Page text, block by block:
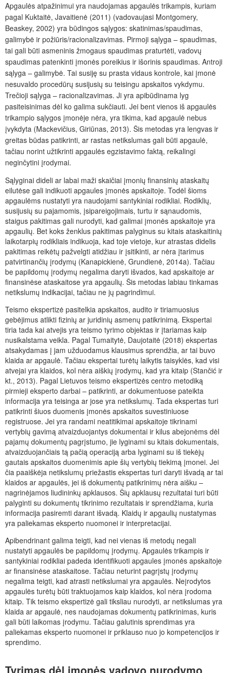
Apgaulės atpažinimui yra naudojamas apgaulės trikampis, kuriam
pagal Kuktaitė, Javaitienė (2011) (vadovaujasi Montgomery,
Beaskey, 2002) yra būdingos sąlygos: skatinimas/spaudimas,
galimybė ir požiūris/racionalizavimas. Pirmoji sąlyga – spaudimas,
tai gali būti asmeninis žmogaus spaudimas praturtėti, vadovų
spaudimas patenkinti įmonės poreikius ir išorinis spaudimas. Antroji
sąlyga – galimybė. Tai susiję su prasta vidaus kontrole, kai įmonė
nesuvaldo procedūrų susijusių su teisingu apskaitos vykdymu.
Trečioji sąlyga – racionalizavimas. Ji yra apibūdinama lyg
pasiteisinimas dėl ko galima sukčiauti. Jei bent vienos iš apgaulės
trikampio sąlygos įmonėje nėra, yra tikima, kad apgaulė nebus
įvykdyta (Mackevičius, Giriūnas, 2013). Šis metodas yra lengvas ir
greitas būdas patikrinti, ar rastas netikslumas gali būti apgaulė,
tačiau norint užtikrinti apgaulės egzistavimo faktą, reikalingi
neginčytini įrodymai.
Sąlyginai dideli ar labai maži skaičiai įmonių finansinių ataskaitų
eilutėse gali indikuoti apgaules įmonės apskaitoje. Todėl šioms
apgaulėms nustatyti yra naudojami santykiniai rodikliai. Rodiklių,
susijusių su pajamomis, įsipareigojimais, turtu ir sąnaudomis,
staigus pakitimas gali nurodyti, kad galimai įmonės apskaitoje yra
apgaulių. Bet koks ženklus pakitimas palyginus su kitais ataskaitinių
laikotarpių rodikliais indikuoja, kad toje vietoje, kur atrastas didelis
pakitimas reikėtų pažvelgti atidžiau ir įsitikinti, ar nėra įtarimus
patvirtinančių įrodymų (Kanapickienė, Grundienė, 2014a). Tačiau
be papildomų įrodymų negalima daryti išvados, kad apskaitoje ar
finansinėse ataskaitose yra apgaulių. Šis metodas labiau tinkamas
netikslumų indikacijai, tačiau ne jų pagrindimui.
Teismo ekspertizė pasitelkia apskaitos, audito ir tiriamuosius
gebėjimus atlikti fizinių ar juridinių asmenų patikrinimą. Ekspertai
tiria tada kai atvejis yra teismo tyrimo objektas ir įtariamas kaip
nusikalstama veikla. Pagal Tumaitytė, Daujotaitė (2018) ekspertas
atsakydamas į jam užduodamus klausimus sprendžia, ar tai buvo
klaida ar apgaulė. Tačiau ekspertai turėtų laikytis taisyklės, kad visi
atvejai yra klaidos, kol nėra aiškių įrodymų, kad yra kitaip (Stančić ir
kt., 2013). Pagal Lietuvos teismo ekspertizės centro metodiką
pirmieji eksperto darbai – patikrinti, ar dokumentuose pateikta
informacija yra teisinga ar jose yra netikslumų. Tada ekspertas turi
patikrinti šiuos duomenis įmonės apskaitos suvestiniuose
registruose. Jei yra randami neatitikimai apskaitoje tikrinami
vertybių gavimą atvaizduojantys dokumentai ir kilus abejonėms dėl
pajamų dokumentų pagrįstumo, jie lyginami su kitais dokumentais,
atvaizduojančiais tą pačią operaciją arba lyginami su iš tiekėjų
gautais apskaitos duomenimis apie šių vertybių tiekimą įmonei. Jei
čia paaiškėja netikslumų priežastis ekspertas turi daryti išvadą ar tai
klaidos ar apgaulės, jei iš dokumentų patikrinimų nėra aišku –
nagrinėjamos liudininkų apklausos. Šių apklausų rezultatai turi būti
palyginti su dokumentų tikrinimo rezultatais ir sprendžiama, kuria
informacija pasiremti darant išvadą. Klaidų ir apgaulių nustatymas
yra paliekamas eksperto nuomonei ir interpretacijai.
Apibendrinant galima teigti, kad nei vienas iš metodų negali
nustatyti apgaulės be papildomų įrodymų. Apgaulės trikampis ir
santykiniai rodikliai padeda identifikuoti apgaules įmonės apskaitoje
ar finansinėse ataskaitose. Tačiau neturint pagrįstų įrodymų
negalima teigti, kad atrasti netikslumai yra apgaulės. Neįrodytos
apgaulės turėtų būti traktuojamos kaip klaidos, kol nėra įrodoma
kitaip. Tik teismo ekspertizė gali tiksliau nurodyti, ar netikslumas yra
klaida ar apgaulė, nes naudojamas dokumentų patikrinimas, kuris
gali būti laikomas įrodymu. Tačiau galutinis sprendimas yra
paliekamas eksperto nuomonei ir priklauso nuo jo kompetencijos ir
sprendimo.